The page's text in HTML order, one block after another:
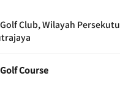
Club, Wilayah
Course